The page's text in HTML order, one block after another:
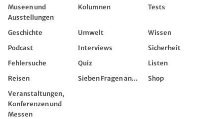
Museen und
Ausstellungen
Kolumnen Tests
Geschichte Umwelt
Wissen
Podcast
Interviews
Sicherheit
Fehlersuche
Quiz
Listen
Reisen
Sieben Fragen an...
Shop
Veranstaltungen,
Konferenzen und
Messen